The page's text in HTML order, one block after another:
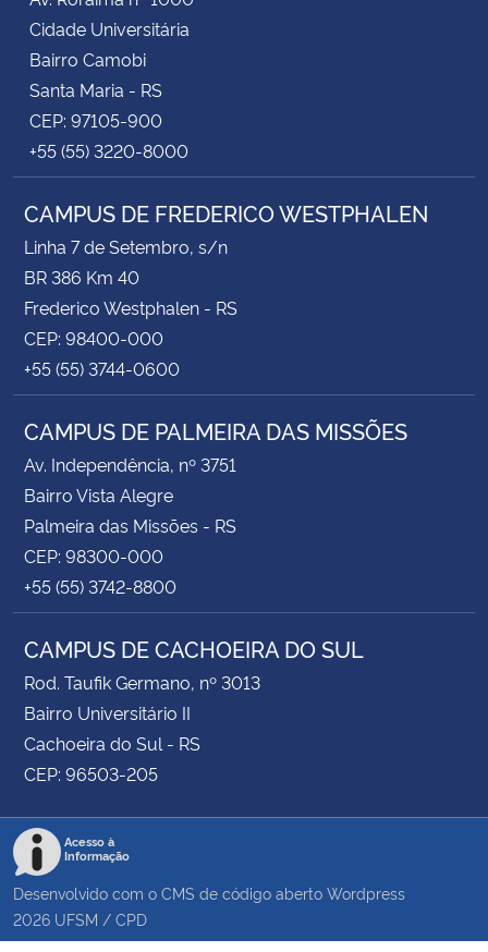
Cidade Universitária
Bairro Camobi
Santa Maria - RS
CEP: 97105-900
+55 (55) 3220-8000
CAMPUS DE FREDERICO WESTPHALEN
Linha 7 de Setembro, s/n
BR 386 Km 40
Frederico Westphalen - RS
CEP: 98400-000
+55 (55) 3744-0600
CAMPUS DE PALMEIRA DAS MISSÕES
Av. Independência, nº 3751
Bairro Vista Alegre
Palmeira das Missões - RS
CEP: 98300-000
+55 (55) 3742-8800
CAMPUS DE CACHOEIRA DO SUL
Rod. Taufik Germano, nº 3013
Bairro Universitário II
Cachoeira do Sul - RS
CEP: 96503-205
Acesso à
Informação
Desenvolvido com o CMS de código aberto Wordpress
2026 UFSM / CPD